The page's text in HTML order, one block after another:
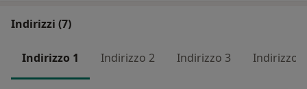
Indirizzi (7)
Indirizzo 1 Indirizzo 2 Indirizzo 3 Indirizzo 4